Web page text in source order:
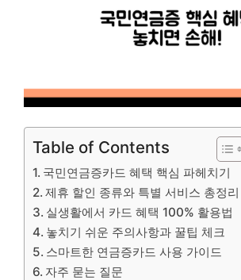
Table of Contents
국민연금증카드 혜택 핵심 파헤치기
제휴 할인 종류와 특별 서비스 총정리
실생활에서 카드 혜택 100% 활용법
놓치기 쉬운 주의사항과 꿀팁 체크
스마트한 연금증카드 사용 가이드
자주 묻는 질문